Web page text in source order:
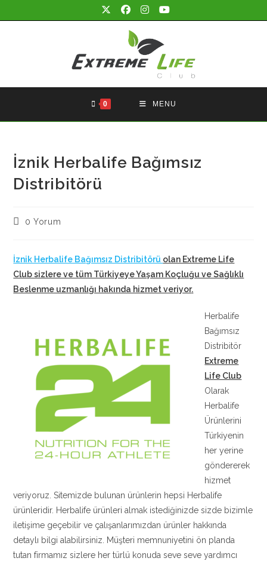
to
0 MENU
İznik Herbalife Bağımsız
Distribitörü
Post0 Yorum
İznik Herbalife Bağımsız Distribitörü olan Extreme Life
Club sizlere ve tüm Türkiyeye Yaşam Koçluğu ve Sağlıklı
Beslenme uzmanlığı hakında hizmet veriyor.
Herbalife
Bağımsız
Distribitör
Extreme
Life Club
Olarak
Herbalife
Ürünlerini
Türkiyenin
her yerine
göndererek
hizmet
veriyoruz. Sitemizde bulunan ürünlerin hepsi Herbalife
ürünleridir. Herbalife ürünleri almak istediğinizde sizde bizimle
iletişime geçebilir ve çalışanlarımızdan ürünler hakkında
detaylı bilgi alabilirsiniz. Müşteri memnuniyetini ön planda
tutan firmamız sizlere her türlü konuda seve seve yardımcı